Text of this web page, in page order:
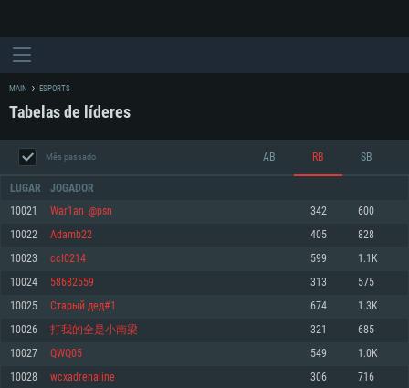
REQUERIMENTOS DE SISTEMA
Mínimo
Sistema Operativo: Windows 10 (64 bit)
Mínimo
Sistema Operativo: Mac OS Big Sur 11.0 ou versão mais recente
Mínimo
Sistema Operativo: Distribuições mais modernas do Linux de 64bit
MAIN ESPORTS
Tabelas de líderes
Mês passado AB RB SB
LUGAR JOGADOR
10021 War1an_@psn 342 600
10022 Adamb22 405 828
10023 ccl0214 599 1.1K
10024 58682559 313 575
10025 Старый дед#1 674 1.3K
10026 打我的全是小南梁 321 685
10027 QWQ05 549 1.0K
10028 wcxadrenaline 306 716